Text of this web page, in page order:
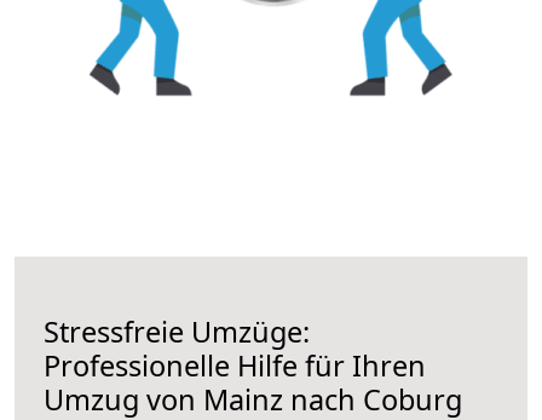
Stressfreie Umzüge:
Professionelle Hilfe für Ihren
Umzug von Mainz nach Coburg